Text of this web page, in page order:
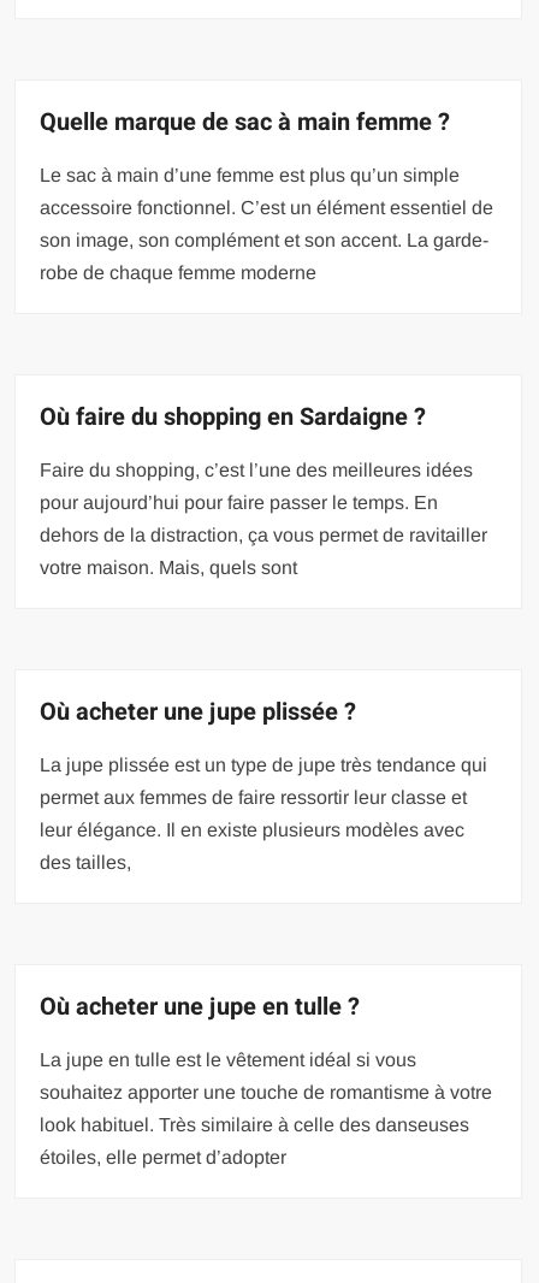
Quelle marque de sac à main femme ?
Le sac à main d’une femme est plus qu’un simple
accessoire fonctionnel. C’est un élément essentiel de
son image, son complément et son accent. La garde-
robe de chaque femme moderne
Où faire du shopping en Sardaigne ?
Faire du shopping, c’est l’une des meilleures idées
pour aujourd’hui pour faire passer le temps. En
dehors de la distraction, ça vous permet de ravitailler
votre maison. Mais, quels sont
Où acheter une jupe plissée ?
La jupe plissée est un type de jupe très tendance qui
permet aux femmes de faire ressortir leur classe et
leur élégance. Il en existe plusieurs modèles avec
des tailles,
Où acheter une jupe en tulle ?
La jupe en tulle est le vêtement idéal si vous
souhaitez apporter une touche de romantisme à votre
look habituel. Très similaire à celle des danseuses
étoiles, elle permet d’adopter